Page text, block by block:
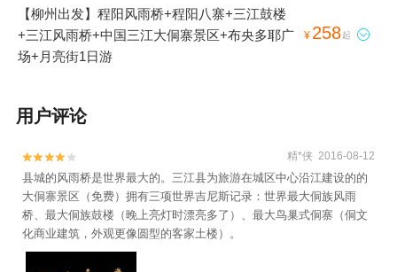
【柳州出发】程阳风雨桥+程阳八寨+三江鼓楼
+三江风雨桥+中国三江大侗寨景区+布央多耶广
场+月亮街1日游
¥ 258起 
用户评论

 精*侠 2016-08-12
县城的风雨桥是世界最大的。三江县为旅游在城区中心沿江建设的的
大侗寨景区（免费）拥有三项世界吉尼斯记录：世界最大侗族风雨
桥、最大侗族鼓楼（晚上亮灯时漂亮多了）、最大鸟巢式侗寨（侗文
化商业建筑，外观更像圆型的客家土楼）。